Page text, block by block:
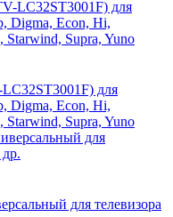
для
Digma, Econ, Hi,
Supra, Yuno
для телевизора